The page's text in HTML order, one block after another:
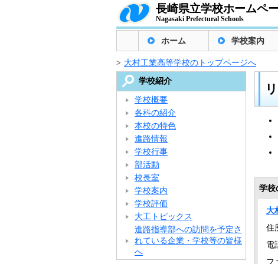
長崎県立学校ホームペ
Nagasaki Prefectural Schools
ホーム 学校案内
> 大村工業高等学校のトップページへ
学校
大
住
電
フ
学校紹介
学校概要
各科の紹介
本校の特色
進路情報
学校行事
部活動
校長室
学校案内
学校評価
大工トピックス
進路指導部への訪問を予定さ
れている企業・学校等の皆様
へ